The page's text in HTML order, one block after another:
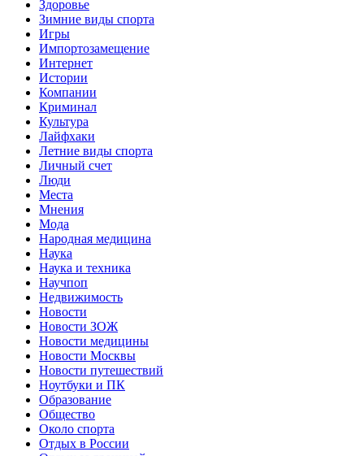
Здоровье
Зимние виды спорта
Игры
Импортозамещение
Интернет
Истории
Компании
Криминал
Культура
Лайфхаки
Летние виды спорта
Личный счет
Люди
Места
Мнения
Мода
Народная медицина
Наука
Наука и техника
Научпоп
Недвижимость
Новости
Новости ЗОЖ
Новости медицины
Новости Москвы
Новости путешествий
Ноутбуки и ПК
Образование
Общество
Около спорта
Отдых в России